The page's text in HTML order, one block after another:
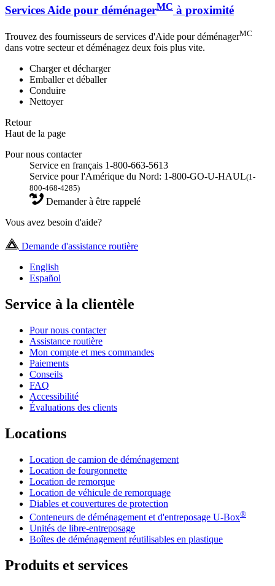
Services Aide pour déménagerMC à proximité
Trouvez des fournisseurs de services d'Aide pour déménagerMC
dans votre secteur et déménagez deux fois plus vite.
Charger et décharger
Emballer et déballer
Conduire
Nettoyer
Retour
Haut de la page
Pour nous contacter
Service en français 1-800-663-5613
Service pour l'Amérique du Nord: 1-800-GO-U-HAUL(1-
800-468-4285)
Demander à être rappelé
Vous avez besoin d'aide?
Demande d'assistance routière
English
Español
Service à la clientèle
Pour nous contacter
Assistance routière
Mon compte et mes commandes
Paiements
Conseils
FAQ
Accessibilité
Évaluations des clients
Locations
Location de camion de déménagement
Location de fourgonnette
Location de remorque
Location de véhicule de remorquage
Diables et couvertures de protection
Conteneurs de déménagement et d'entreposage U-Box®
Unités de libre-entreposage
Boîtes de déménagement réutilisables en plastique
Produits et services